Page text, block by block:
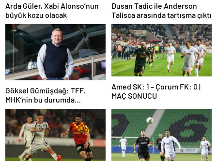
Arda Güler, Xabi Alonso’nun
büyük kozu olacak
Dusan Tadic ile Anderson
Talisca arasında tartışma çıktı
Göksel Gümüşdağ: TFF,
MHK’nin bu durumda
olmasının sorumlusudur
Amed SK: 1 – Çorum FK: 0 |
MAÇ SONUCU